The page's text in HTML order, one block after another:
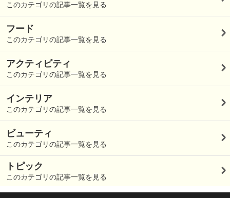
このカテゴリの記事一覧を見る
フード
このカテゴリの記事一覧を見る
アクティビティ
このカテゴリの記事一覧を見る
インテリア
このカテゴリの記事一覧を見る
ビューティ
このカテゴリの記事一覧を見る
トピック
このカテゴリの記事一覧を見る